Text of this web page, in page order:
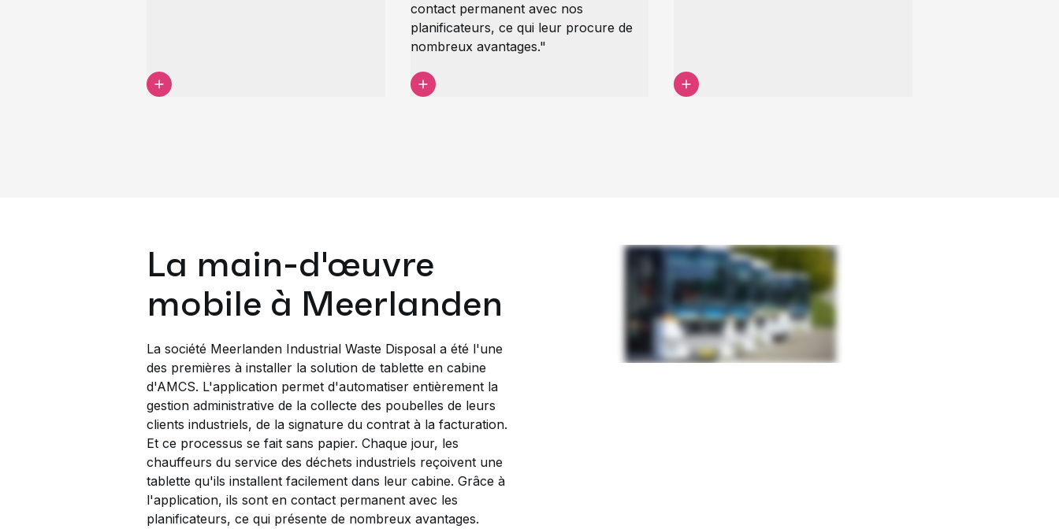
contact permanent avec nos
planificateurs, ce qui leur procure de
nombreux avantages."
La main-d'œuvre
mobile à Meerlanden
La société Meerlanden Industrial Waste Disposal a été l'une
des premières à installer la solution de tablette en cabine
d'AMCS. L'application permet d'automatiser entièrement la
gestion administrative de la collecte des poubelles de leurs
clients industriels, de la signature du contrat à la facturation.
Et ce processus se fait sans papier. Chaque jour, les
chauffeurs du service des déchets industriels reçoivent une
tablette qu'ils installent facilement dans leur cabine. Grâce à
l'application, ils sont en contact permanent avec les
planificateurs, ce qui présente de nombreux avantages.